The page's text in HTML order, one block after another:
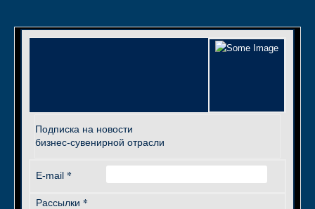
Подписка на новости
бизнес-сувенирной отрасли
E-mail *
Рассылки *